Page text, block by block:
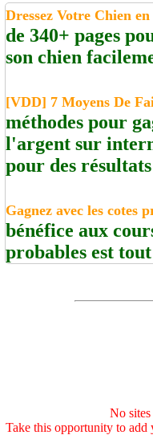
Dressez Votre Chien
de 340+ pages
son chien
[VDD] 7 Moyens De
méthodes pour
l'argent sur
pour des
Gagnez avec les cotes
bénéfice aux
probables est
No
Take this opportunity to add